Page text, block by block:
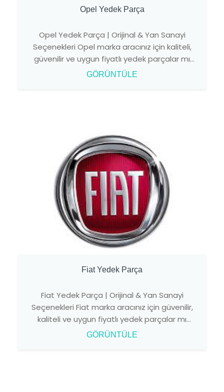
Opel Yedek Parça
Opel Yedek Parça | Orijinal & Yan Sanayi
Seçenekleri Opel marka aracınız için kaliteli,
güvenilir ve uygun fiyatlı yedek parçalar mı
arıyorsun ...
GÖRÜNTÜLE
Fiat Yedek Parça
Fiat Yedek Parça | Orijinal & Yan Sanayi
Seçenekleri Fiat marka aracınız için güvenilir,
kaliteli ve uygun fiyatlı yedek parçalar mı
arıyorsun ...
GÖRÜNTÜLE